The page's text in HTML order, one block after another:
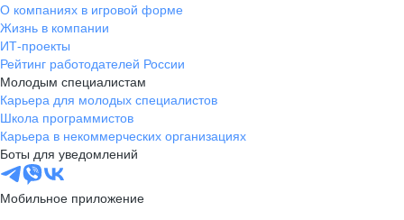
О компаниях в игровой форме
Жизнь в компании
ИТ-проекты
Рейтинг работодателей России
Молодым специалистам
Карьера для молодых специалистов
Школа программистов
Карьера в некоммерческих организациях
Боты для уведомлений
Мобильное приложение